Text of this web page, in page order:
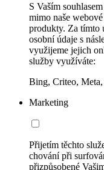
S Vaším
mimo naše
produkty. Za tímto
osobní údaje s
využijeme jejich
služby využíváte:
Bing, Criteo,
Marketing
Přijetím těchto
chování při
přizpůsobené